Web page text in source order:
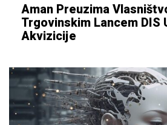
Aman Preuzima
Trgovinskim Lancem DIS
Akvizicije